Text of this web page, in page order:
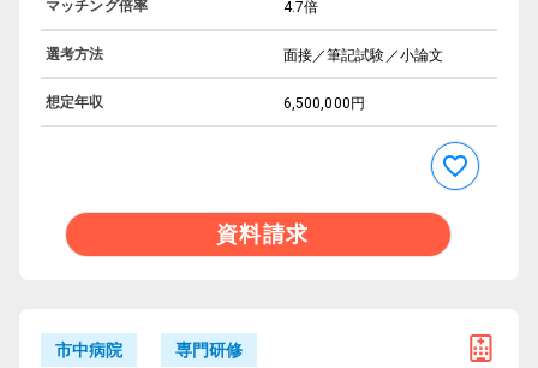
マッチング倍率 4.7倍
選考方法 面接／筆記試験／小論文
想定年収 6,500,000円
資料請求
市中病院 専門研修